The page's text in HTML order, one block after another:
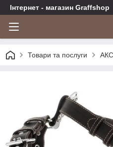
Інтернет - магазин Graffshop
Товари та послуги